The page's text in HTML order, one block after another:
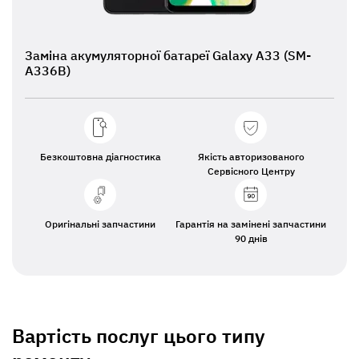
Заміна акумуляторної батареї Galaxy A33 (SM-
A336B)
Безкоштовна діагностика
Якість авторизованого
Сервісного Центру
Оригінальні запчастини
Гарантія на замінені запчастини
90 днів
Вартість послуг цього типу